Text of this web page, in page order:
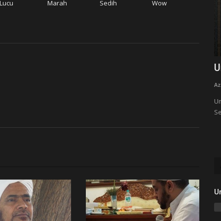
Lucu Marah Sedih Wow